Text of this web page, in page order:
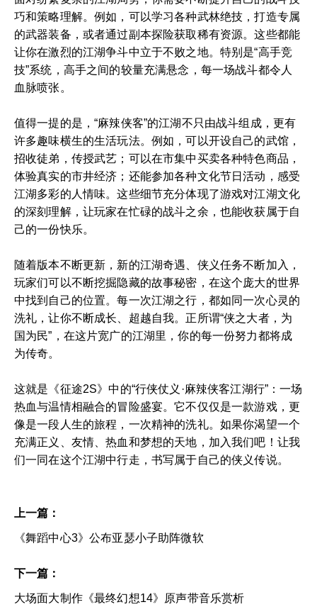
巧和策略理解。例如，可以学习各种武林绝技，打造专属
的武器装备，或者通过副本探险获取稀有资源。这些都能
让你在激烈的江湖争斗中立于不败之地。特别是“高手竞
技”系统，高手之间的较量充满悬念，每一场战斗都令人
血脉喷张。
值得一提的是，“麻辣侠客”的江湖不只由战斗组成，更有
许多趣味横生的生活玩法。例如，可以开设自己的武馆，
招收徒弟，传授武艺；可以在市集中买卖各种特色商品，
体验真实的市井经济；还能参加各种文化节日活动，感受
江湖多彩的人情味。这些细节充分体现了游戏对江湖文化
的深刻理解，让玩家在忙碌的战斗之余，也能收获属于自
己的一份快乐。
随着版本不断更新，新的江湖奇遇、侠义任务不断加入，
玩家们可以不断挖掘隐藏的故事秘密，在这个庞大的世界
中找到自己的位置。每一次江湖之行，都如同一次心灵的
洗礼，让你不断成长、超越自我。正所谓“侠之大者，为
国为民”，在这片宽广的江湖里，你的每一份努力都将成
为传奇。
这就是《征途2S》中的“行侠仗义·麻辣侠客江湖行”：一场
热血与温情相融合的冒险盛宴。它不仅仅是一款游戏，更
像是一段人生的旅程，一次精神的洗礼。如果你渴望一个
充满正义、友情、热血和梦想的天地，加入我们吧！让我
们一同在这个江湖中行走，书写属于自己的侠义传说。
上一篇：
《舞蹈中心3》公布亚瑟小子助阵微软
下一篇：
大场面大制作《最终幻想14》原声带音乐赏析